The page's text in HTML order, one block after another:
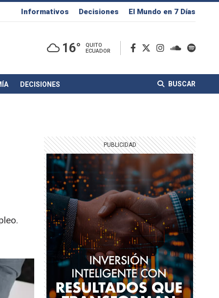
Informativos Decisiones El Mundo en 7 Días
16°
QUITO
ECUADOR
DECISIONES BUSCAR